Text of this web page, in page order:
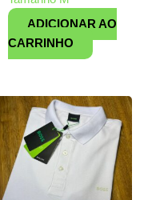
ADICIONAR AO
CARRINHO